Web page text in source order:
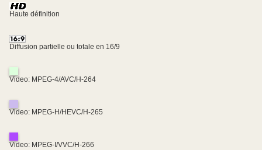
Haute définition
Diffusion partielle ou totale en 16/9
Video: MPEG-4/AVC/H-264
Video: MPEG-H/HEVC/H-265
Video: MPEG-I/VVC/H-266